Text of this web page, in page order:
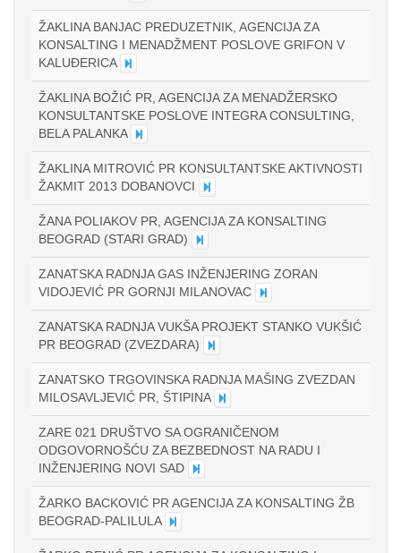
ŽAKLINA BANJAC PREDUZETNIK, AGENCIJA ZA
KONSALTING I MENADŽMENT POSLOVE GRIFON V
KALUĐERICA
ŽAKLINA BOŽIĆ PR, AGENCIJA ZA MENADŽERSKO
KONSULTANTSKE POSLOVE INTEGRA CONSULTING,
BELA PALANKA
ŽAKLINA MITROVIĆ PR KONSULTANTSKE AKTIVNOSTI
ŽAKMIT 2013 DOBANOVCI
ŽANA POLIAKOV PR, AGENCIJA ZA KONSALTING
BEOGRAD (STARI GRAD)
ZANATSKA RADNJA GAS INŽENJERING ZORAN
VIDOJEVIĆ PR GORNJI MILANOVAC
ZANATSKA RADNJA VUKŠA PROJEKT STANKO VUKŠIĆ
PR BEOGRAD (ZVEZDARA)
ZANATSKO TRGOVINSKA RADNJA MAŠING ZVEZDAN
MILOSAVLJEVIĆ PR, ŠTIPINA
ZARE 021 DRUŠTVO SA OGRANIČENOM
ODGOVORNOŠĆU ZA BEZBEDNOST NA RADU I
INŽENJERING NOVI SAD
ŽARKO BACKOVIĆ PR AGENCIJA ZA KONSALTING ŽB
BEOGRAD-PALILULA